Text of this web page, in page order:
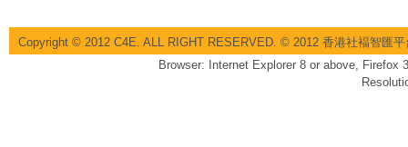
Copyright © 2012 C4E. ALL RIGHT RESERVED. © 2012 香港社褔智匯
Browser: Internet Explorer 8 or above, Firefox